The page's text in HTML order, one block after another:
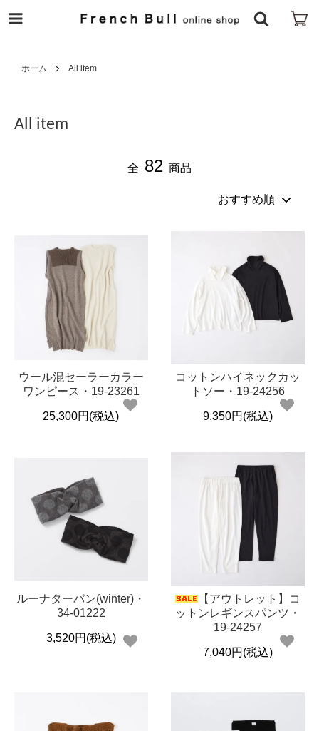
Cion
ホーム All item
All item
全 82 商品
ウール混セーラーカラー
ワンピース・19-23261
25,300円(税込)
コットンハイネックカッ
トソー・19-24256
9,350円(税込)
ルーナターバン(winter)・
34-01222
3,520円(税込)
【アウトレット】コ
ットンレギンスパンツ・
19-24257
7,040円(税込)